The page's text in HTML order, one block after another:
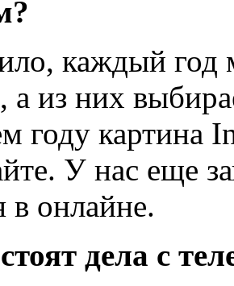
каждый год
а из них
году картина
У нас еще
в онлайне.
дела с